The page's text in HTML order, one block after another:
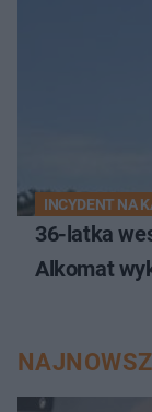
INCYDENT NA
36-latka
Alkomat